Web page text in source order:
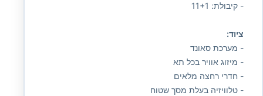
- קיבולת: 11+1
ציוד:
- מערכת סאונד
- מיזוג אוויר בכל תא
- חדרי רחצה מלאים
- טלוויזיה בעלת מסך שטוח